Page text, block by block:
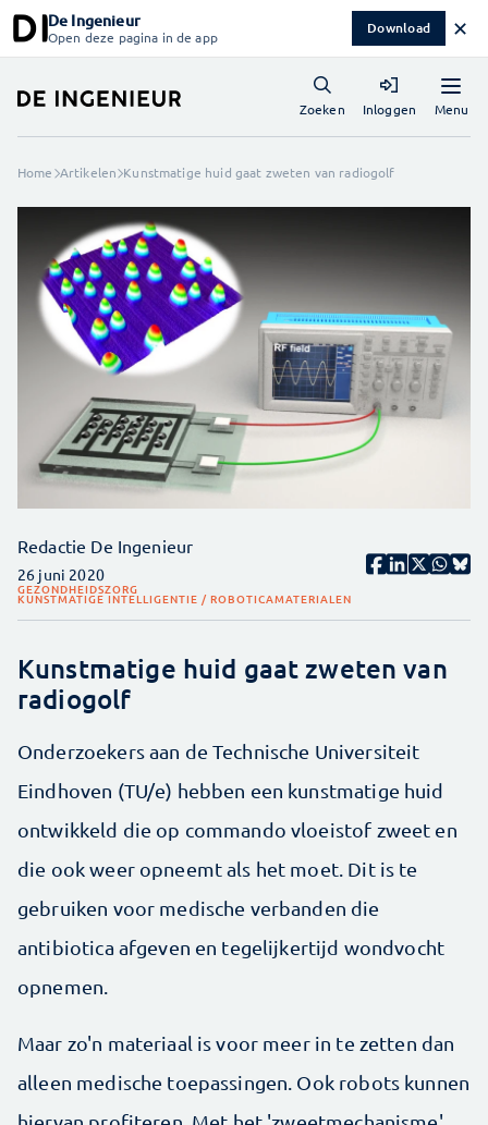
De Ingenieur
Open deze pagina in de app Download ✕
Menu
Zoeken Inloggen
Home Artikelen Kunstmatige huid gaat zweten van radiogolf
Redactie De Ingenieur
26 juni 2020
GEZONDHEIDSZORG
KUNSTMATIGE INTELLIGENTIE / ROBOTICAMATERIALEN
Kunstmatige huid gaat zweten van
radiogolf
Onderzoekers aan de Technische Universiteit
Eindhoven (TU/e) hebben een kunstmatige huid
ontwikkeld die op commando vloeistof zweet en
die ook weer opneemt als het moet. Dit is te
gebruiken voor medische verbanden die
antibiotica afgeven en tegelijkertijd wondvocht
opnemen.
Maar zo'n materiaal is voor meer in te zetten dan
alleen medische toepassingen. Ook robots kunnen